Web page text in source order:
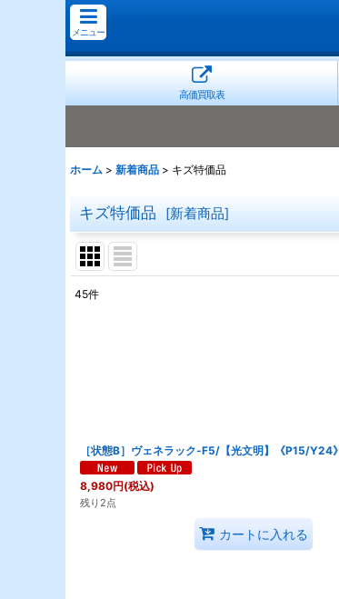
メニュー
高価買取表
ホーム > 新着商品 > キズ特価品
キズ特価品 [新着商品]
45件
［状態B］ヴェネラック-F5/【光文明】《P15/Y24》
8,980円(税込)
残り2点
カートに入れる